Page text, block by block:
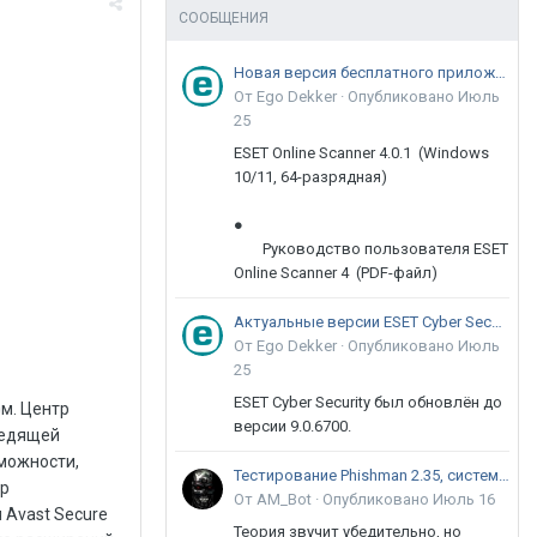
Avast Secure BrowserПродукт поддерживает операционные системы Microsoft Windows 10 / 8.1 / 8 / 7 32-bit или 64-bit, но сам браузер доступен только в 32-битном исполнении. Кроме того, разработана и тестируется бета-версия для macOS, и на ближайшее время намечен выход мобильного приложения для Android. Раздел «Настройки» — стандартный для платформы Chromium, за исключением некоторых специфичных функций. В частности, в Avast добавлен блок управления производительностью. Рисунок 17. Настройки управления производительностью в Avast Secure Browser По умолчанию вкладки, которые не используются в течение 10 минут, переходят в фоновый режим; пользователь может задать свой период времени. Согласно данным разработчика, приостановление
СООБЩЕНИЯ
Новая версия бесплатного приложения ESET Online Scanner доступна пользователям
От Ego Dekker · Опубликовано Июль
25
ESET Online Scanner 4.0.1 (Windows
10/11, 64-разрядная)
●
Руководство пользователя ESET
Online Scanner 4 (PDF-файл)
Актуальные версии ESET Cyber Security 9
От Ego Dekker · Опубликовано Июль
25
ESET Cyber Security был обновлён до
версии 9.0.6700.
Тестирование Phishman 2.35, системы повышения осведомлённости пользователей в сфере ИБ
От AM_Bot · Опубликовано Июль 16
Теория звучит убедительно, но